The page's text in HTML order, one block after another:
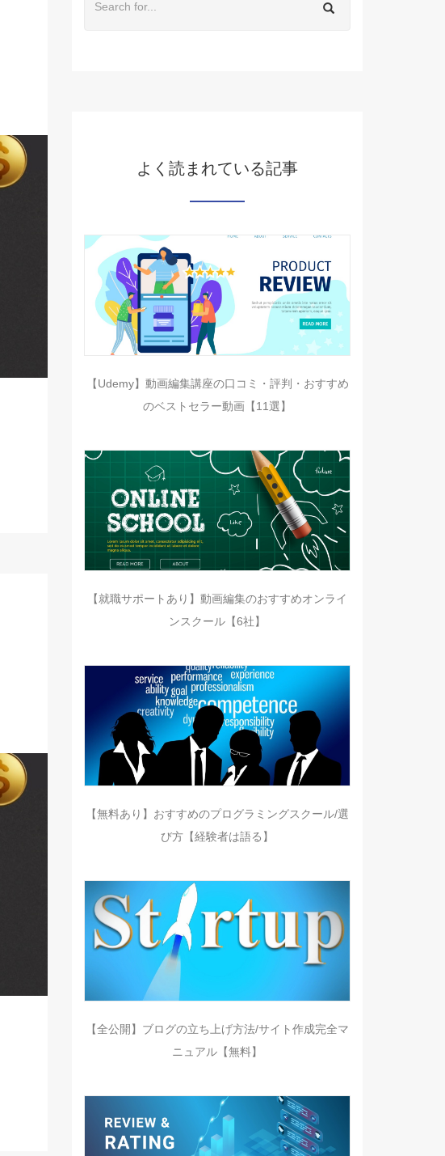
よく読まれている記事
【Udemy】動画編集講座の口コミ・評判・おすすめ
のベストセラー動画【11選】
【就職サポートあり】動画編集のおすすめオンライ
ンスクール【6社】
【無料あり】おすすめのプログラミングスクール/選
び方【経験者は語る】
【全公開】ブログの立ち上げ方法/サイト作成完全マ
ニュアル【無料】